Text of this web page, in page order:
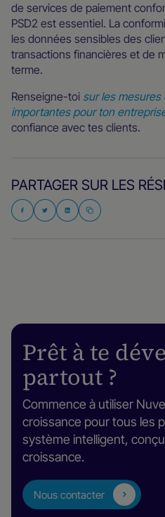
de services de paiement
PSD2 est essentiel. La
les données sensibles des
transactions financières et de
terme.
Renseigne-toi sur les
importantes pour ton
confiance avec tes clients.
PARTAGER SUR LES
Prêt à te
partout ?
Commence à utiliser
croissance pour tous les
système intelligent,
croissance.
Nous contacter